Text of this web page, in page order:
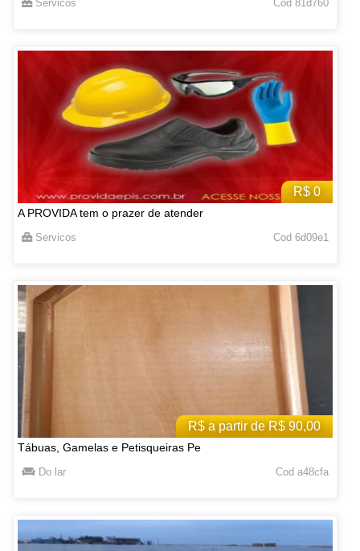
Servicos Cod 81d760
R$ 0
A PROVIDA tem o prazer de atender
Servicos Cod 6d09e1
R$ a partir de R$ 90,00
Tábuas, Gamelas e Petisqueiras Pe
Do lar Cod a48cfa